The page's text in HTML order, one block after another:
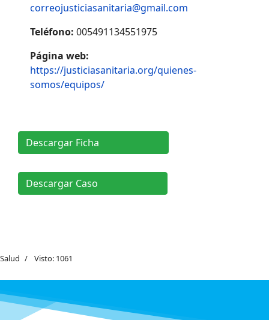
correojusticiasanitaria@gmail.com
Teléfono: 005491134551975
Página web:
https://justiciasanitaria.org/quienes-
somos/equipos/
Descargar Ficha
Descargar Caso
Salud Visto: 1061